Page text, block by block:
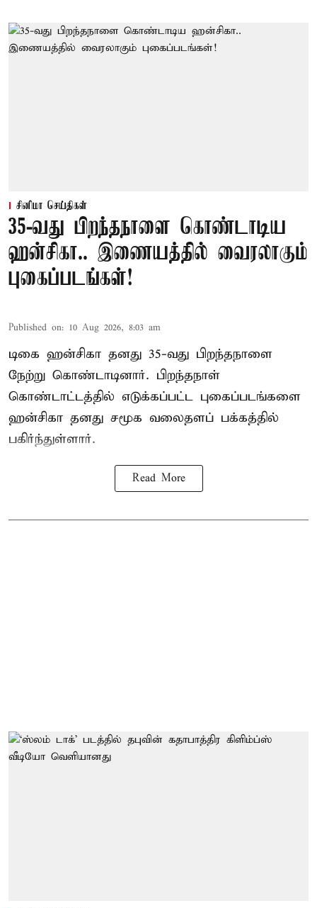
சினிமா செய்திகள்
35-வது பிறந்தநாளை கொண்டாடிய
ஹன்சிகா.. இணையத்தில் வைரலாகும்
புகைப்படங்கள்!
Published on: 10 Aug 2026, 8:03 am
டிகை ஹன்சிகா தனது 35-வது பிறந்தநாளை
நேற்று கொண்டாடினார். பிறந்தநாள்
கொண்டாட்டத்தில் எடுக்கப்பட்ட புகைப்படங்களை
ஹன்சிகா தனது சமூக வலைதளப் பக்கத்தில்
பகிர்ந்துள்ளார்.
Read More